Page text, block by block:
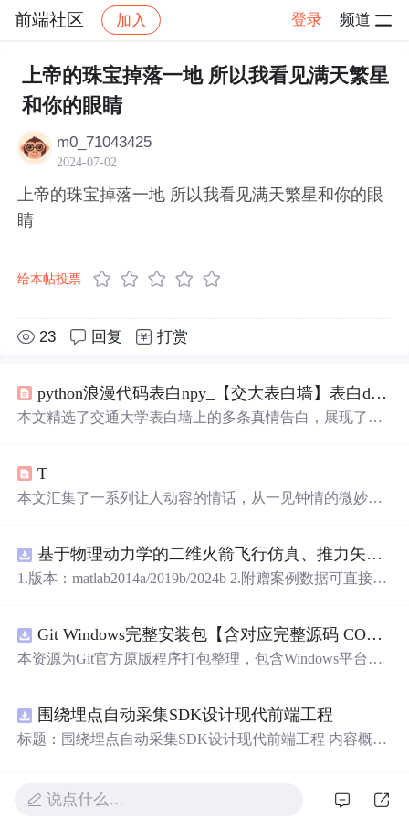
前端社区 加入 登录 频道
社区 前端社区 感慨 帖子详情
上帝的珠宝掉落一地 所以我看见满天繁星
和你的眼睛
m0_71043425
2024-07-02
上帝的珠宝掉落一地 所以我看见满天繁星和你的眼
睛
给本帖投票
23 回复 打赏
python浪漫代码表白npy_【交大表白墙】表白dxy小姐姐，十里春风不如你，三里桃花不及卿，要每天开心哦！...
本文精选了交通大学表白墙上的多条真情告白，展现了学
T
本文汇集了一系列让人动容的情话，从一见钟情的微妙到
都能触动人心。
基于物理动力学的二维火箭飞行仿真、推力矢量建模和闭环俯仰角控制，采用MATLABSimulink技术。.zip
1.版本：matlab2014a/2019b/2024b 2.附赠案例数据可直接运
工程、数学等专业的大学生课程设计、期末大作业和毕业
设计。
Git Windows完整安装包【含对应完整源码 COPYING协议 GPL‑v2】
本资源为Git官方原版程序打包整理，包含Windows平台Git
PL‑v2)。 Git为开源软件，官方原版可以免费获取。本资源
仅为整理归档，非本人原创作品。 分发遵从GPL‑v2许可要
用于版本控制。 使用场景：本地Git环境部署。
围绕埋点自动采集SDK设计现代前端工程
标题：围绕埋点自动采集SDK设计现代前端工程 内容概
实现重点。 https://m.qzgqxd.com/news/zuqiu/11900.html http
说点什么…